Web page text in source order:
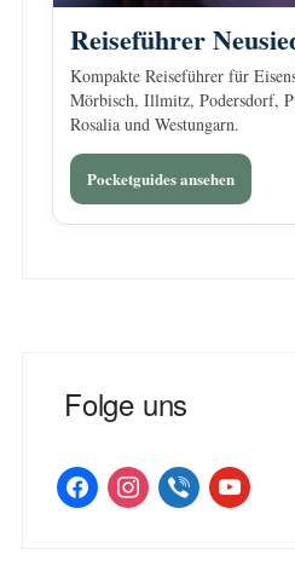
Reiseführer
Kompakte Reiseführer für
Mörbisch, Illmitz, Podersdorf,
Rosalia und Westungarn.
Pocketguides ansehen
Folge uns
facebookinstagramviber youtube